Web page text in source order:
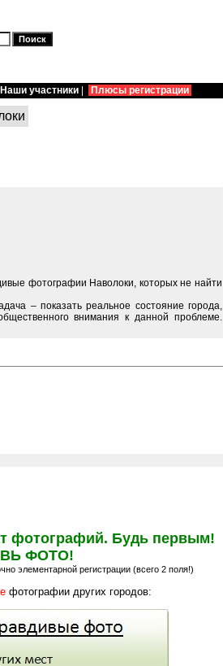
Наши участники Плюсы регистрации
фотографии Наволоки, которых не найти
– показать реальное состояние города,
внимания к данной проблеме.
фотографий. Будь первым!
ФОТО!
элементарной регистрации (всего 2 поля!)
фотографии других городов: